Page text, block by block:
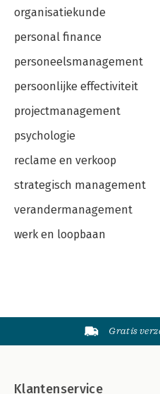
organisatiekunde
personal finance
personeelsmanagement
persoonlijke effectiviteit
projectmanagement
psychologie
reclame en verkoop
strategisch management
verandermanagement
werk en loopbaan
Gratis
Klantenservice